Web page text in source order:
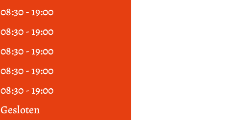
08:30 - 19:00
08:30 - 19:00
08:30 - 19:00
08:30 - 19:00
08:30 - 19:00
Gesloten